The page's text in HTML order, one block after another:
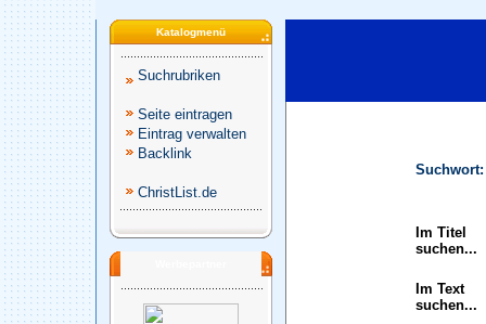
Katalogmenü
Suchrubriken
Seite eintragen
Eintrag verwalten
Backlink
ChristList.de
Suchwort:
Im Titel
suchen...
Im Text
suchen...